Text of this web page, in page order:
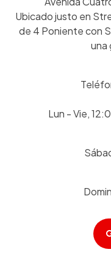
Ubicado justo en
de 4 Poniente con
una
Lun - Vie,